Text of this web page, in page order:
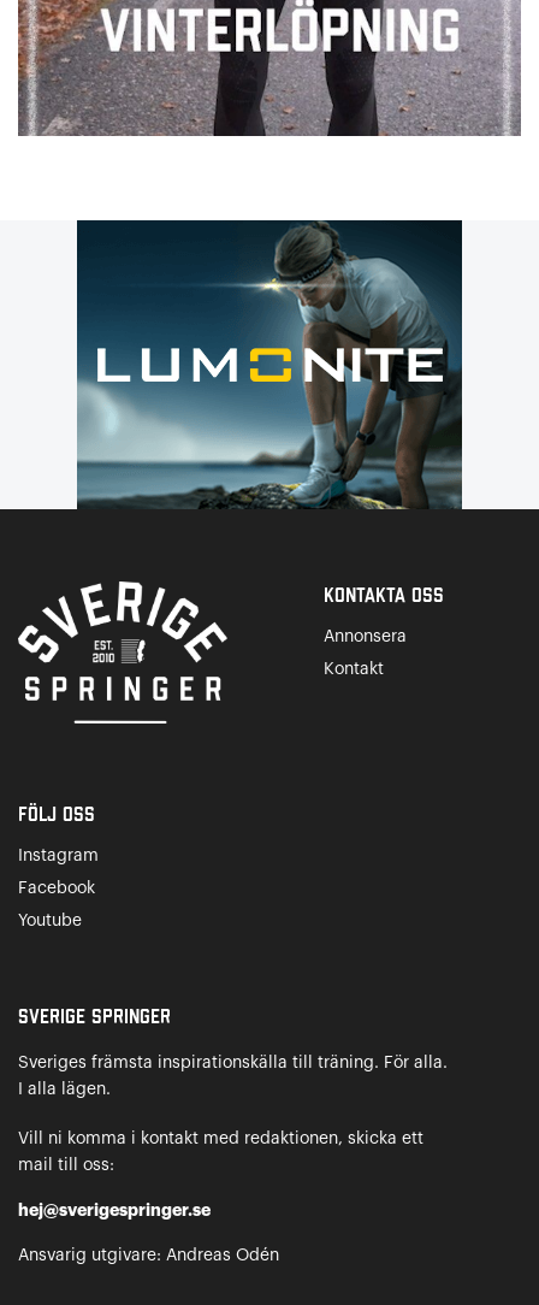
Kontakta Oss
Annonsera
Kontakt
Följ oss
Instagram
Facebook
Youtube
Sverige Springer
Sveriges främsta inspirationskälla till träning. För alla.
I alla lägen.
Vill ni komma i kontakt med redaktionen, skicka ett
mail till oss:
hej@sverigespringer.se
Ansvarig utgivare: Andreas Odén